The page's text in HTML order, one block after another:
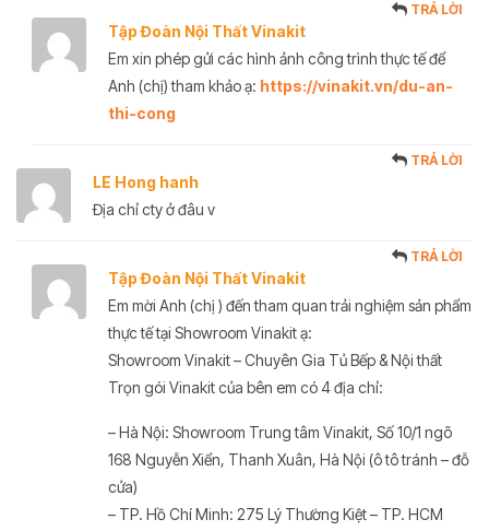
Tập Đoàn Nội Thất Vinakit
TRẢ LỜI
Em xin phép gửi các hình ảnh công trình thực tế để
Anh (chị) tham khảo ạ: https://vinakit.vn/du-an-
thi-cong
LE Hong hanh
TRẢ LỜI
Địa chỉ cty ở đâu v
Tập Đoàn Nội Thất Vinakit
TRẢ LỜI
Em mời Anh (chị ) đến tham quan trải nghiệm sản phẩm
thực tế tại Showroom Vinakit ạ:
Showroom Vinakit – Chuyên Gia Tủ Bếp & Nội thất
Trọn gói Vinakit của bên em có 4 địa chỉ:
– Hà Nội: Showroom Trung tâm Vinakit, Số 10/1 ngõ
168 Nguyễn Xiển, Thanh Xuân, Hà Nội (ô tô tránh – đỗ
cửa)
– TP. Hồ Chí Minh: 275 Lý Thường Kiệt – TP. HCM